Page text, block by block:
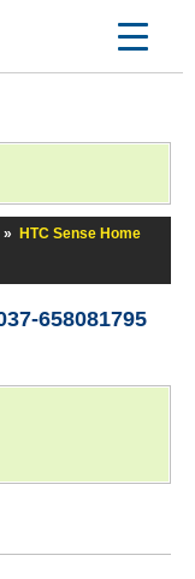
»
HTC Sense Home
658081795